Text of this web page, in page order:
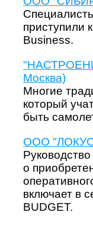
приступили
Business.
Москва)
Многие
который
быть
ООО
о
включает в
BUDGET.